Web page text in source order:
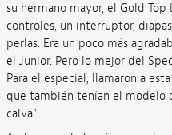
su hermano mayor, el Gold Top
controles, un interruptor,
perlas. Era un poco más
el Junior. Pero lo mejor del
Para el especial, llamaron a
que también tenían el modelo
calva".